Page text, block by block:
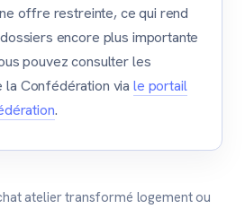
offre restreinte, ce qui rend
encore plus importante
pouvez consulter les
la Confédération via le portail
.
atelier transformé logement ou